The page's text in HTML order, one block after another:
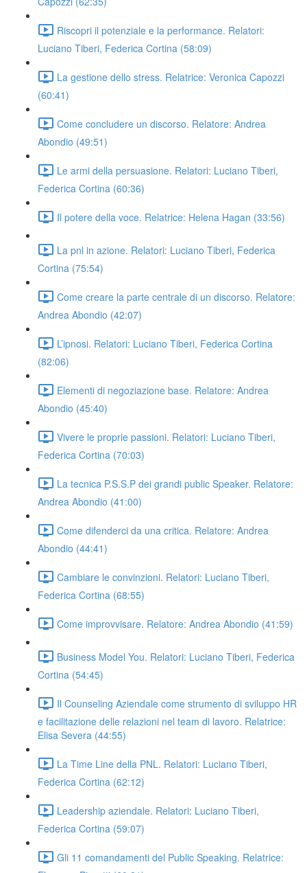
Riscopri il potenziale e la performance. Relatori:
Luciano Tiberi, Federica Cortina (58:09)
La gestione dello stress. Relatrice: Veronica Capozzi
(60:41)
Come concludere un discorso. Relatore: Andrea
Abondio (49:51)
Le armi della persuasione. Relatori: Luciano Tiberi,
Federica Cortina (60:36)
Il potere della voce. Relatrice: Helena Hagan (33:56)
La pnl in azione. Relatori: Luciano Tiberi, Federica
Cortina (75:54)
Come creare la parte centrale di un discorso. Relatore:
Andrea Abondio (42:07)
L’ipnosi. Relatori: Luciano Tiberi, Federica Cortina
(82:06)
Elementi di negoziazione base. Relatore: Andrea
Abondio (45:40)
Vivere le proprie passioni. Relatori: Luciano Tiberi,
Federica Cortina (70:03)
La tecnica P.S.S.P dei grandi public Speaker. Relatore:
Andrea Abondio (41:00)
Come difenderci da una critica. Relatore: Andrea
Abondio (44:41)
Cambiare le convinzioni. Relatori: Luciano Tiberi,
Federica Cortina (68:55)
Come improvvisare. Relatore: Andrea Abondio (41:59)
Business Model You. Relatori: Luciano Tiberi, Federica
Cortina (54:45)
Il Counseling Aziendale come strumento di sviluppo HR
e facilitazione delle relazioni nel team di lavoro. Relatrice:
Elisa Severa (44:55)
La Time Line della PNL. Relatori: Luciano Tiberi,
Federica Cortina (62:12)
Leadership aziendale. Relatori: Luciano Tiberi,
Federica Cortina (59:07)
Gli 11 comandamenti del Public Speaking. Relatrice: